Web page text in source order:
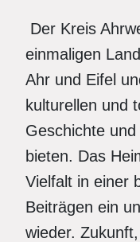
Der Kreis
einmaligen
Ahr und Eifel
kulturellen und
Geschichte
bieten. Das
Vielfalt in einer
Beiträgen ein
wieder.